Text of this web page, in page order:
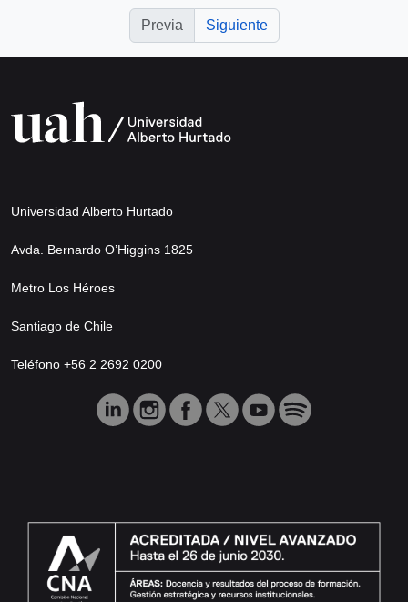
Previa Siguiente
Universidad Alberto Hurtado
Avda. Bernardo O’Higgins 1825
Metro Los Héroes
Santiago de Chile
Teléfono +56 2 2692 0200